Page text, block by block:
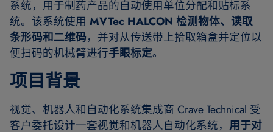
系统，用于制药产品的自动使用单位分配和贴标系
统。该系统使用 MVTec HALCON 检测物体、读取
条形码和二维码，并对从传送带上拾取箱盒并定位以
便扫码的机械臂进行手眼标定。
项目背景
视觉、机器人和自动化系统集成商 Crave Technical 受
客户委托设计一套视觉和机器人自动化系统， 用于对